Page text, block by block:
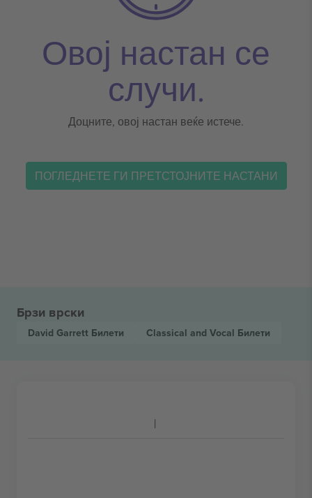
Овој настан се
случи.
Доцните, овој настан веќе истече.
ПОГЛЕДНЕТЕ ГИ ПРЕТСТОЈНИТЕ НАСТАНИ
Брзи врски
David Garrett Билети Classical and Vocal Билети